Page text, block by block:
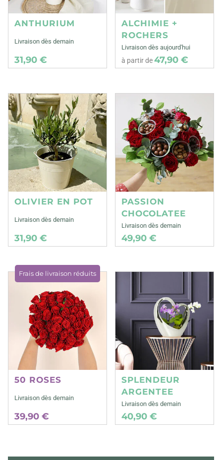
ANTHURIUM
Livraison dès demain
31,90 €
ALCHIMIE +
ROCHERS
Livraison dès aujourd'hui
à partir de47,90 €
OLIVIER EN POT
Livraison dès demain
31,90 €
PASSION
CHOCOLATEE
Livraison dès demain
49,90 €
Frais de livraison réduits
50 ROSES
Livraison dès demain
39,90 €
SPLENDEUR
ARGENTEE
Livraison dès demain
40,90 €